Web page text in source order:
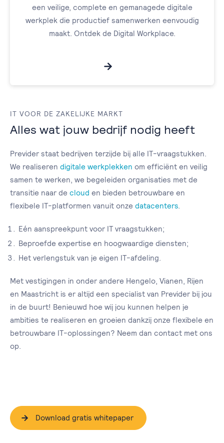
een veilige, complete en gemanagede digitale
werkplek die productief samenwerken eenvoudig
maakt. Ontdek de Digital Workplace.
IT VOOR DE ZAKELIJKE MARKT
Alles wat jouw bedrijf nodig heeft
Previder staat bedrijven terzijde bij alle IT-vraagstukken.
We realiseren digitale werkplekken om efficiënt en veilig
samen te werken, we begeleiden organisaties met de
transitie naar de cloud en bieden betrouwbare en
flexibele IT-platformen vanuit onze datacenters.
Eén aanspreekpunt voor IT vraagstukken;
Beproefde expertise en hoogwaardige diensten;
Het verlengstuk van je eigen IT-afdeling.
Met vestigingen in onder andere Hengelo, Vianen, Rijen
en Maastricht is er altijd een specialist van Previder bij jou
in de buurt! Benieuwd hoe wij jou kunnen helpen je
ambities te realiseren en groeien dankzij onze flexibele en
betrouwbare IT-oplossingen? Neem dan contact met ons
op.
Download gratis whitepaper